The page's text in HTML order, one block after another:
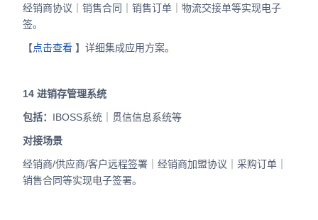
经销商协议｜销售合同｜销售订单｜物流交接单等实现电子
签。
【点击查看 】详细集成应用方案。
14 进销存管理系统
包括： IBOSS系统｜贯信信息系统等
对接场景
经销商/供应商/客户远程签署｜经销商加盟协议｜采购订单｜
销售合同等实现电子签署。